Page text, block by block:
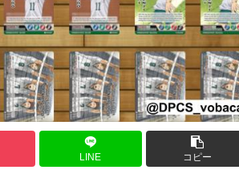
LINE コピー